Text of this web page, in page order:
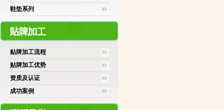
鞋垫系列
贴牌加工流程
贴牌加工优势
资质及认证
成功案例